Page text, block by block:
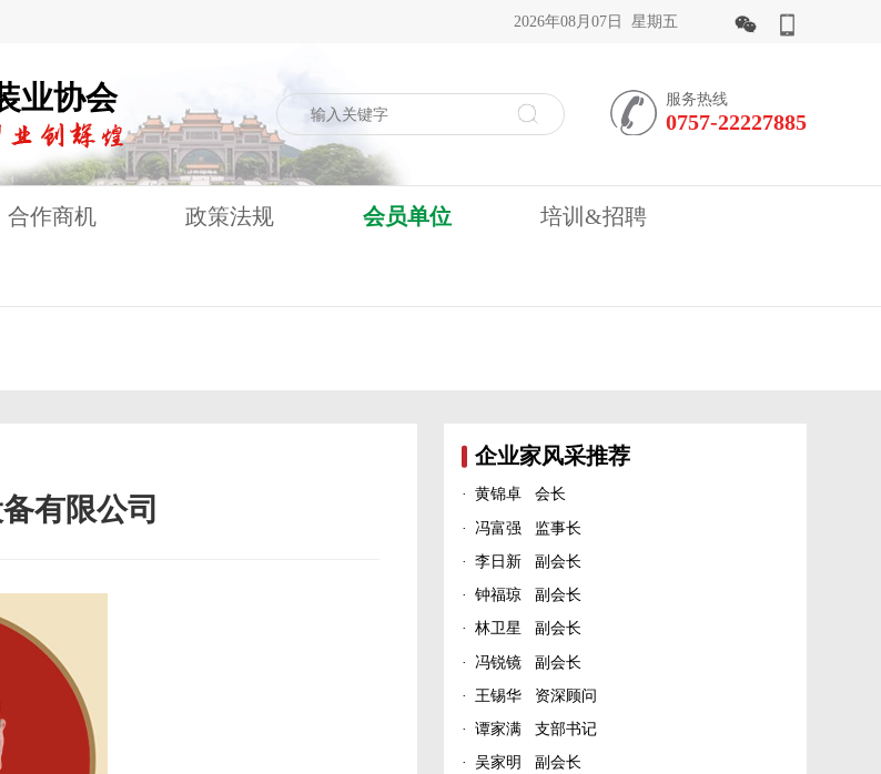
2026年08月07日 星期五
业协会 服务热线
0757-22227885
合作商机 政策法规 会员单位 培训&招聘
有限公司
企业家风采推荐
· 黄锦卓 会长
· 冯富强 监事长
· 李日新 副会长
· 钟福琼 副会长
· 林卫星 副会长
· 冯锐镜 副会长
· 王锡华 资深顾问
· 谭家满 支部书记
· 吴家明 副会长